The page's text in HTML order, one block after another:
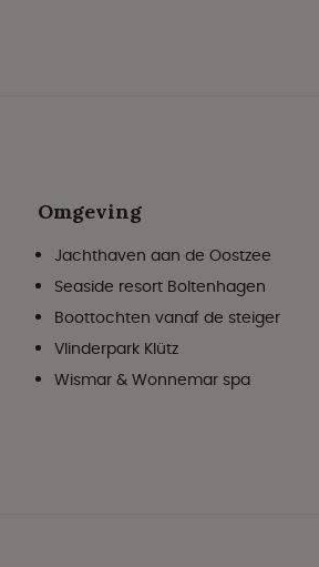
Omgeving
Jachthaven aan de Oostzee
Seaside resort Boltenhagen
Boottochten vanaf de steiger
Vlinderpark Klütz
Wismar & Wonnemar spa